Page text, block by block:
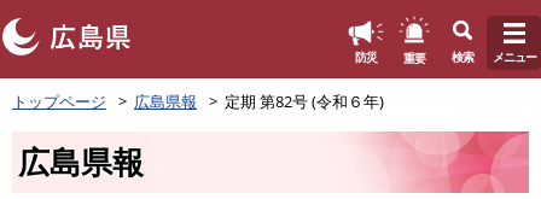
ペ
ー
防災 重要 検索 メニュー
トップページ 広島県報 定期 第82号 (令和６年)
広島県報